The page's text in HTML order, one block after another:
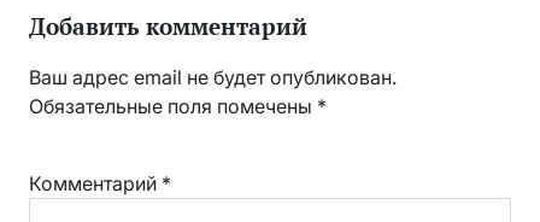
Добавить комментарий
Ваш адрес email не будет опубликован.
Обязательные поля помечены *
Комментарий *